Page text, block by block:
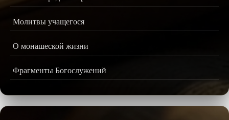
Молитвы учащегося
О монашеской жизни
Фрагменты Богослужений